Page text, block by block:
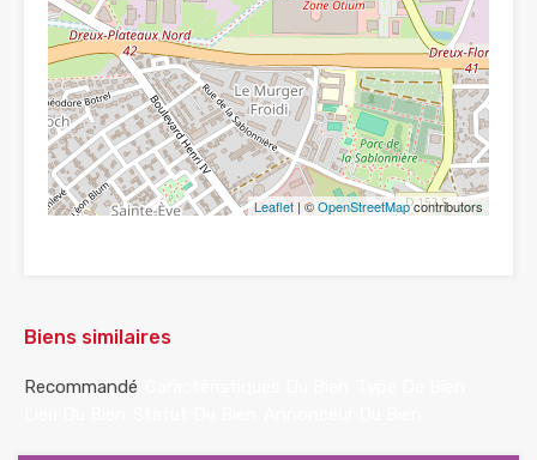
Leaflet | ©OpenStreetMapcontributors
Biens similaires
Recommandé